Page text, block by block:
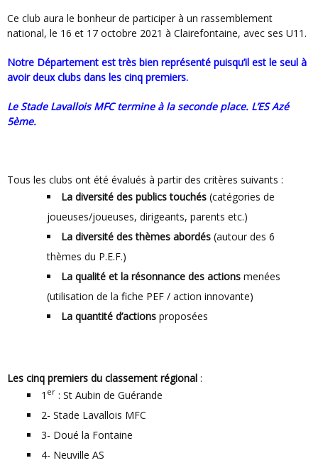
Ce club aura le bonheur de participer à un rassemblement
national, le 16 et 17 octobre 2021 à Clairefontaine, avec ses U11.
Notre Département est très bien représenté puisqu’il est le seul à
avoir deux clubs dans les cinq premiers.
Le Stade Lavallois MFC termine à la seconde place. L’ES Azé
5ème.
Tous les clubs ont été évalués à partir des critères suivants :
La diversité des publics touchés (catégories de
joueuses/joueuses, dirigeants, parents etc.)
La diversité des thèmes abordés (autour des 6
thèmes du P.E.F.)
La qualité et la résonnance des actions menées
(utilisation de la fiche PEF / action innovante)
La quantité d’actions proposées
Les cinq premiers du classement régional :
1 er : St Aubin de Guérande
2- Stade Lavallois MFC
3- Doué la Fontaine
4- Neuville AS